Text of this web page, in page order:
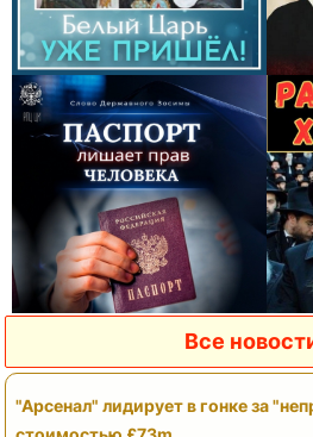
Все
"Арсенал" лидирует в гонке за